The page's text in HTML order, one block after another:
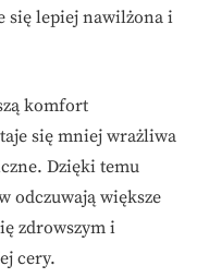
się lepiej nawilżona i
komfort
się mniej wrażliwa
Dzięki temu
odczuwają większe
zdrowszym i
cery.